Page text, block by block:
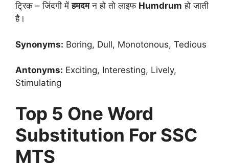
ट्रिक – जिंदगी मेंहमदमन हो तो लाइफ Humdrum हो जाती
है।
Synonyms: Boring, Dull, Monotonous, Tedious
Antonyms: Exciting, Interesting, Lively,
Stimulating
Top 5 One Word
Substitution For SSC
MTS